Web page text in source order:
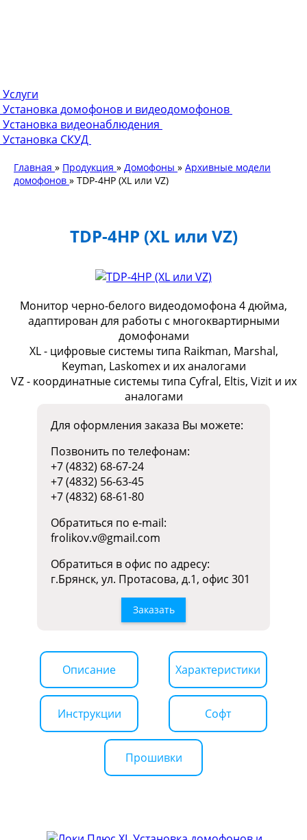
Услуги
Установка домофонов и видеодомофонов
Установка видеонаблюдения
Установка СКУД
Главная » Продукция » Домофоны » Архивные модели
домофонов » TDP-4HP (XL или VZ)
TDP-4HP (XL или VZ)
Монитор черно-белого видеодомофона 4 дюйма,
адаптирован для работы с многоквартирными
домофонами
XL - цифровые системы типа Raikman, Marshal,
Keyman, Laskomex и их аналогами
VZ - координатные системы типа Cyfral, Eltis, Vizit и их
аналогами
Для оформления заказа Вы можете:
Позвонить по телефонам:
+7 (4832) 68-67-24
+7 (4832) 56-63-45
+7 (4832) 68-61-80
Обратиться по e-mail:
frolikov.v@gmail.com
Обратиться в офис по адресу:
г.Брянск, ул. Протасова, д.1, офис 301
Заказать
Описание Характеристики
Инструкции Софт
Прошивки